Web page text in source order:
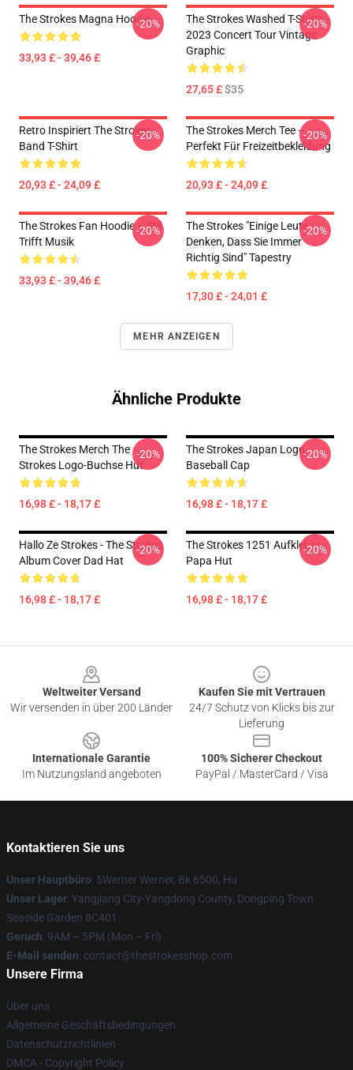
The Strokes Magna Hoodie
33,93 £ - 39,46 £
-20%
The Strokes Washed T-Shirts -
2023 Concert Tour Vintage
Graphic
27,65 £$35
-20%
Retro Inspiriert The Strokes
Band T-Shirt
20,93 £ - 24,09 £
-20%
The Strokes Merch Tee –
Perfekt Für Freizeitbekleidung
20,93 £ - 24,09 £
-20%
The Strokes Fan Hoodie – Stil
Trifft Musik
33,93 £ - 39,46 £
-20%
The Strokes "Einige Leute
Denken, Dass Sie Immer
Richtig Sind" Tapestry
17,30 £ - 24,01 £
-20%
MEHR ANZEIGEN
Ähnliche Produkte
The Strokes Merch The
Strokes Logo-Buchse Hut
16,98 £ - 18,17 £
-20%
The Strokes Japan Logo
Baseball Cap
16,98 £ - 18,17 £
-20%
Hallo Ze Strokes - The Strokes
Album Cover Dad Hat
16,98 £ - 18,17 £
-20%
The Strokes 1251 Aufkleber
Papa Hut
16,98 £ - 18,17 £
-20%
Weltweiter Versand
Wir versenden in über 200 Länder
Kaufen Sie mit Vertrauen
24/7 Schutz von Klicks bis zur
Lieferung
Internationale Garantie
Im Nutzungsland angeboten
100% Sicherer Checkout
PayPal / MasterCard / Visa
Kontaktieren Sie uns
Unser Hauptbüro: 5Werner Werner, Bk 6500, Hu
Unser Lager: Yangjiang City-Yangdong County, Dongping Town
Seaside Garden 8C401
Geruch: 9AM – 5PM (Mon – Fri)
E-Mail senden: contact@thestrokesshop.com
Unsere Firma
Über uns
Allgemeine Geschäftsbedingungen
Datenschutzrichtlinien
DMCA - Copyright Policy